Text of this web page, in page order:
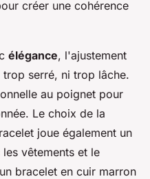
créer une cohérence
élégance, l'ajustement
serré, ni trop lâche.
au poignet pour
Le choix de la
joue également un
vêtements et le
bracelet en cuir marron